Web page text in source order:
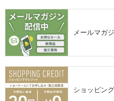
メールマガ
ショッピン